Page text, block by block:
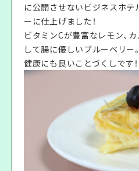
に公開させないビジネスホテ
ーに仕上げました！
ビタミンCが豊富なレモン、
して腸に優しいブルーベリー。
健康にも良いことづくしです！